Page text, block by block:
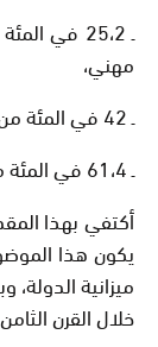
مهني،
ـ 42 في المئة من الشباب في المدينة عاطل عن العمل، لذا فان رغبة جامحة للهجرة السرية،
ـ 61،4 في المئة من الشباب والشابات الحاملين للشواهد العليا معطلين…
ميزانية
خلال القرن